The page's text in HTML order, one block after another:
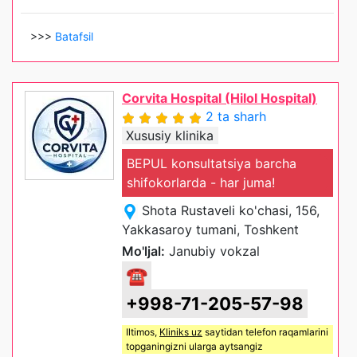
>>> Batafsil
Corvita Hospital (Hilol Hospital)
2 ta sharh
Xususiy klinika
BEPUL konsultatsiya barcha
shifokorlarda - har juma!
Shota Rustaveli ko'chasi, 156,
Yakkasaroy tumani, Toshkent
Mo'ljal: Janubiy vokzal
☎
+998-71-205-57-98
Iltimos, Kliniks uz saytidan telefon raqamlarini
topganingizni ularga aytsangiz